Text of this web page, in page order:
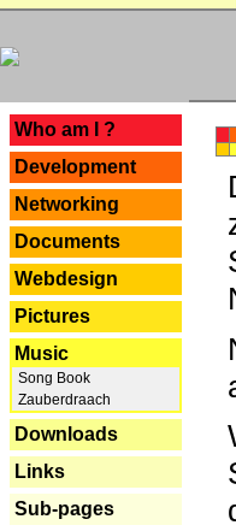
Who am I ?
Development
Networking
Documents
Webdesign
Pictures
Music
Song Book
Zauberdraach
Downloads
Links
Sub-pages